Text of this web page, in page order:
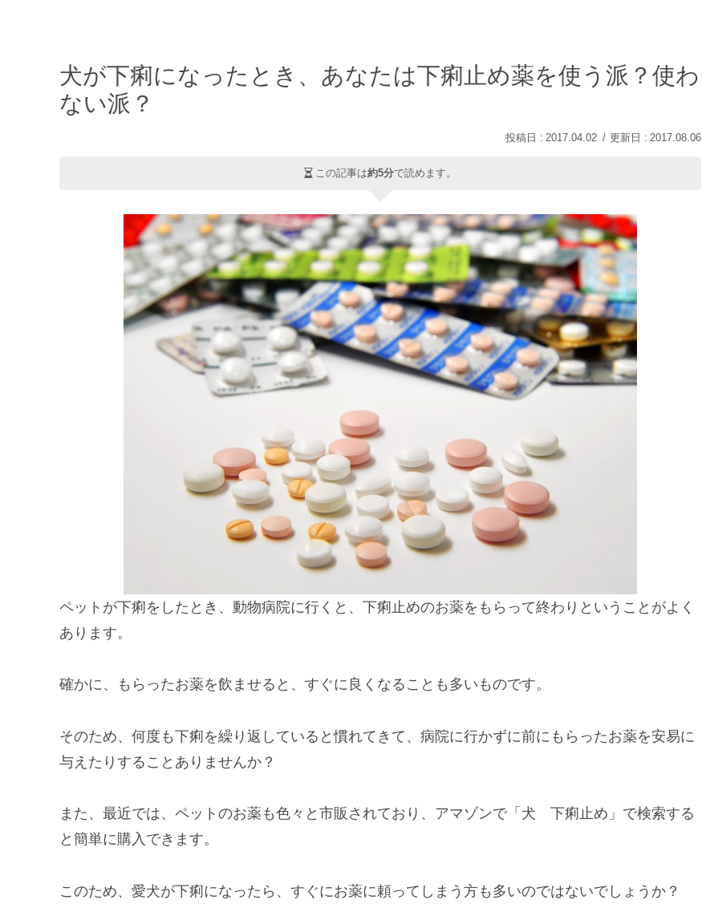
犬が下痢になったとき、あなたは下痢止め薬を使う派？使わ
ない派？
2017.04.02 2017.08.06
この記事は約5分で読めます。
ペットが下痢をしたとき、動物病院に行くと、下痢止めのお薬をもらって終わりということがよく
あります。
確かに、もらったお薬を飲ませると、すぐに良くなることも多いものです。
そのため、何度も下痢を繰り返していると慣れてきて、病院に行かずに前にもらったお薬を安易に
与えたりすることありませんか？
また、最近では、ペットのお薬も色々と市販されており、アマゾンで「犬 下痢止め」で検索する
と簡単に購入できます。
このため、愛犬が下痢になったら、すぐにお薬に頼ってしまう方も多いのではないでしょうか？